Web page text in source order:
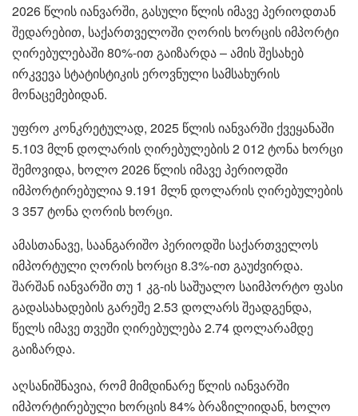
2026 წლის იანვარში, გასული წლის იმავე პერიოდთან
შედარებით, საქართველოში ღორის ხორცის იმპორტი
ღირებულებაში 80%-ით გაიზარდა – ამის შესახებ
ირკვევა სტატისტიკის ეროვნული სამსახურის
მონაცემებიდან.
უფრო კონკრეტულად, 2025 წლის იანვარში ქვეყანაში
5.103 მლნ დოლარის ღირებულების 2 012 ტონა ხორცი
შემოვიდა, ხოლო 2026 წლის იმავე პერიოდში
იმპორტირებულია 9.191 მლნ დოლარის ღირებულების
3 357 ტონა ღორის ხორცი.
ამასთანავე, საანგარიშო პერიოდში საქართველოს
იმპორტული ღორის ხორცი 8.3%-ით გაუძვირდა.
შარშან იანვარში თუ 1 კგ-ის საშუალო საიმპორტო ფასი
გადასახადების გარეშე 2.53 დოლარს შეადგენდა,
წელს იმავე თვეში ღირებულება 2.74 დოლარამდე
გაიზარდა.
აღსანიშნავია, რომ მიმდინარე წლის იანვარში
იმპორტირებული ხორცის 84% ბრაზილიიდან, ხოლო